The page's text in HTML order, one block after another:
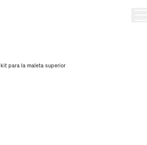
para la maleta superior